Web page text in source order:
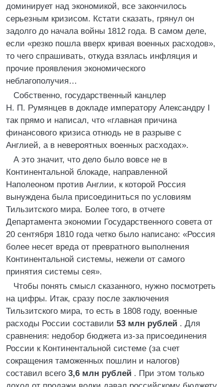
доминирует над экономикой, все закончилось
серьезным кризисом. Кстати сказать, грянул он
задолго до начала войны 1812 года. В самом деле,
если «резко пошла вверх кривая военных расходов»,
то чего спрашивать, откуда взялась инфляция и
прочие проявления экономического
неблагополучия…
Собственно, государственный канцлер
Н. П. Румянцев в докладе императору Александру I
так прямо и написал, что «главная причина
финансового кризиса отнюдь не в разрыве с
Англией, а в невероятных военных расходах».
А это значит, что дело было вовсе не в
Континентальной блокаде, направленной
Наполеоном против Англии, к которой Россия
вынуждена была присоединиться по условиям
Тильзитского мира. Более того, в отчете
Департамента экономии Государственного совета от
20 сентября 1810 года четко было написано: «Россия
более несет вреда от превратного выполнения
Континентальной системы, нежели от самого
принятия системы сея».
Чтобы понять смысл сказанного, нужно посмотреть
на цифры. Итак, сразу после заключения
Тильзитского мира, то есть в 1808 году, военные
расходы России составили 53 млн рублей . Для
сравнения: недобор бюджета из-за присоединения
России к Континентальной системе (за счет
сокращения таможенных пошлин и налогов)
составил всего 3,6 млн рублей . При этом только